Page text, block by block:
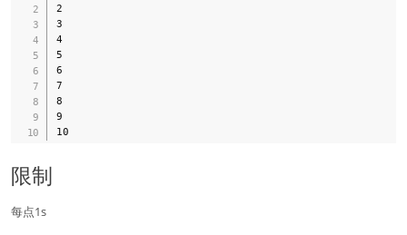
2
3
4
5
6
7
8
9
限制
每点1s